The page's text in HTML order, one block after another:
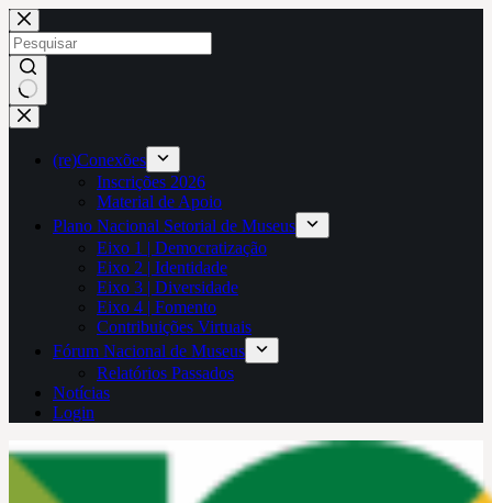
Pular
para
o
conteúdo
Sem
resultados
(re)Conexões
Inscrições 2026
Material de Apoio
Plano Nacional Setorial de Museus
Eixo 1 | Democratização
Eixo 2 | Identidade
Eixo 3 | Diversidade
Eixo 4 | Fomento
Contribuições Virtuais
Fórum Nacional de Museus
Relatórios Passados
Notícias
Login